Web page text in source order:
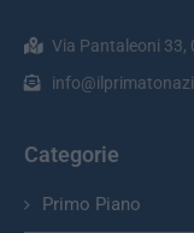
Via Pantaleoni 33,
Categorie
Primo Piano